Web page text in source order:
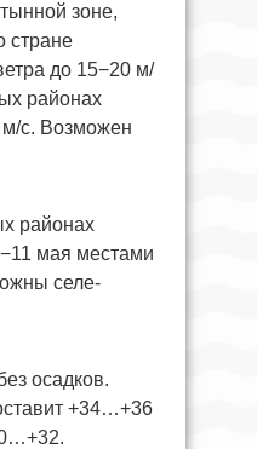
зоне,
стране
до 15−20 м/
районах
с. Возможен
районах
мая местами
селе-
осадков.
+34…+36